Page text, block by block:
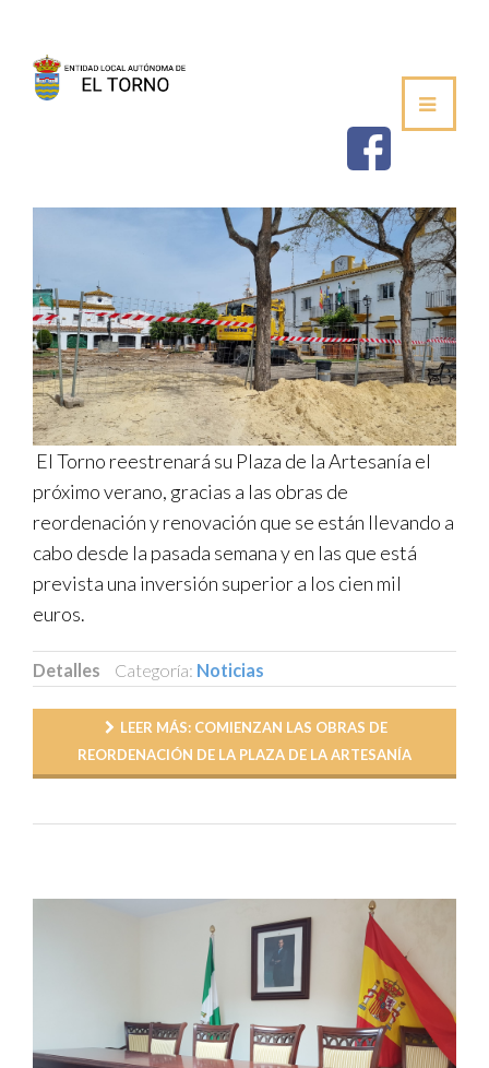
SALUDA DEL ALCALDE
CORPORACIÓN MUNICIPAL
VOCALÍAS / DELEGACIONES
PLENOS DE LA JUNTA VECINAL
PERFIL DE CONTRATANTE
TRANSPARENCIA
El Torno reestrenará su Plaza de la Artesanía el
próximo verano, gracias a las obras de
reordenación y renovación que se están llevando a
cabo desde la pasada semana y en las que está
prevista una inversión superior a los cien mil
euros.
Detalles Categoría: Noticias
Publicado: 13 Abril 2026
LEER MÁS: COMIENZAN LAS OBRAS DE
REORDENACIÓN DE LA PLAZA DE LA ARTESANÍA